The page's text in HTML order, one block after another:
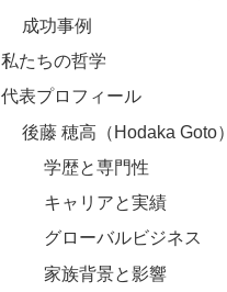
成功事例
私たちの哲学
代表プロフィール
後藤 穂高（Hodaka Goto）
学歴と専門性
キャリアと実績
グローバルビジネス
家族背景と影響